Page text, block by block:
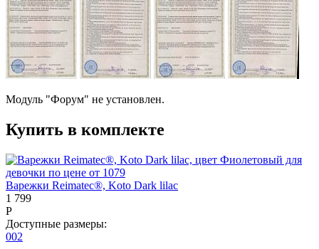
Модуль "Форум" не установлен.
Купить в комплекте
Варежки Reimatec®, Koto Dark lilac
1 799
P
Доступные размеры:
002